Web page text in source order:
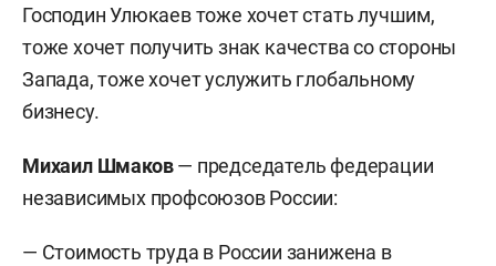
Господин Улюкаев тоже хочет стать лучшим,
тоже хочет получить знак качества со стороны
Запада, тоже хочет услужить глобальному
бизнесу.
Михаил Шмаков— председатель федерации
независимых профсоюзов России:
— Стоимость труда в России занижена в